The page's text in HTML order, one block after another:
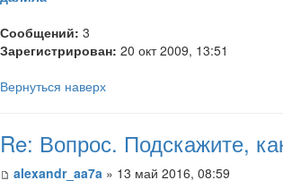
Сообщений: 3
Зарегистрирован: 20 окт 2009, 13:51
Вернуться наверх
Re: Вопрос. Подскажите,
alexandr_aa7a » 13 май 2016, 08:59